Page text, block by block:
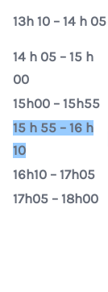
13h 10 – 14 h 05
14 h 05 – 15 h
00
15h00 – 15h55
15 h 55 – 16 h
10
16h10 – 17h05
17h05 – 18h00